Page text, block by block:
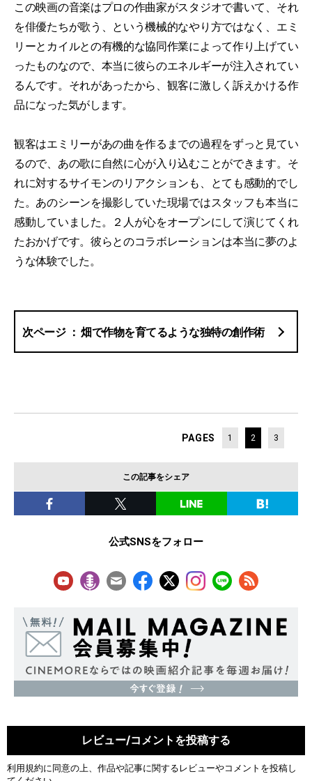
この映画の音楽はプロの作曲家がスタジオで書いて、それ
を俳優たちが歌う、という機械的なやり方ではなく、エミ
リーとカイルとの有機的な協同作業によって作り上げてい
ったものなので、本当に彼らのエネルギーが注入されてい
るんです。それがあったから、観客に激しく訴えかける作
品になった気がします。
観客はエミリーがあの曲を作るまでの過程をずっと見てい
るので、あの歌に自然に心が入り込むことができます。そ
れに対するサイモンのリアクションも、とても感動的でし
た。あのシーンを撮影していた現場ではスタッフも本当に
感動していました。２人が心をオープンにして演じてくれ
たおかげです。彼らとのコラボレーションは本当に夢のよ
うな体験でした。
畑で作物を育てるような独特の創作術
PAGES 1 2 3
この記事をシェア
公式SNSをフォロー
レビュー/コメントを投稿する
利用規約に同意の上、作品や記事に関するレビューやコメントを投稿し